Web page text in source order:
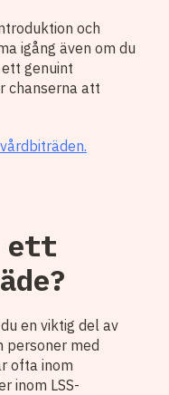
och
igång även om du
genuint
chanserna att
ett
en viktig del av
personer med
ofta inom
inom LSS-